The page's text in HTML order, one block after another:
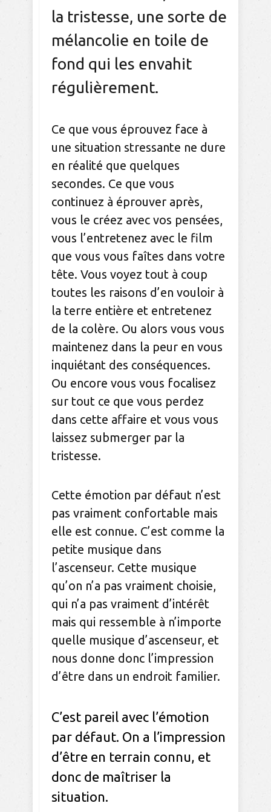
la tristesse, une sorte de
mélancolie en toile de
fond qui les envahit
régulièrement.
Ce que vous éprouvez face à
une situation stressante ne dure
en réalité que quelques
secondes. Ce que vous
continuez à éprouver après,
vous le créez avec vos pensées,
vous l’entretenez avec le film
que vous vous faîtes dans votre
tête. Vous voyez tout à coup
toutes les raisons d’en vouloir à
la terre entière et entretenez
de la colère. Ou alors vous vous
maintenez dans la peur en vous
inquiétant des conséquences.
Ou encore vous vous focalisez
sur tout ce que vous perdez
dans cette affaire et vous vous
laissez submerger par la
tristesse.
Cette émotion par défaut n’est
pas vraiment confortable mais
elle est connue. C’est comme la
petite musique dans
l’ascenseur. Cette musique
qu’on n’a pas vraiment choisie,
qui n’a pas vraiment d’intérêt
mais qui ressemble à n’importe
quelle musique d’ascenseur, et
nous donne donc l’impression
d’être dans un endroit familier.
C’est pareil avec l’émotion
par défaut. On a l’impression
d’être en terrain connu, et
donc de maîtriser la
situation.